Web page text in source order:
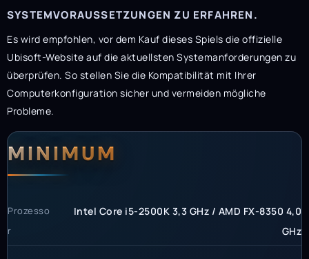
SYSTEMVORAUSSETZUNGEN ZU ERFAHREN.
Es wird empfohlen, vor dem Kauf dieses Spiels die offizielle
Ubisoft-Website auf die aktuellsten Systemanforderungen zu
überprüfen. So stellen Sie die Kompatibilität mit Ihrer
Computerkonfiguration sicher und vermeiden mögliche
Probleme.
MINIMUM
Prozesso
r
Intel Core i5-2500K 3,3 GHz / AMD FX-8350 4,0
GHz